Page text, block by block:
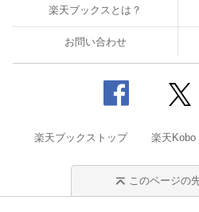
楽天ブックスとは？
お問い合わせ
楽天ブックストップ 楽天Kobo
このページの